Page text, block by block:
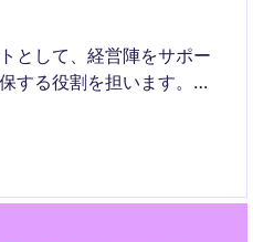
として、経営陣をサポー
する役割を担います。プ